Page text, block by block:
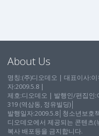
About Us
명칭:(주)디오데오 | 대표이사:
자:2009.5.8 |
제호:디오데오 | 발행인/편집인
319 (역삼동, 정유빌딩)│
발행일자:2009.5.8│청소년보호
디오데오에서 제공되는 콘텐츠(
복사 배포등을 금지합니다.